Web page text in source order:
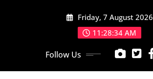
Friday, 7 August 2026
11:28:36 AM
Follow Us